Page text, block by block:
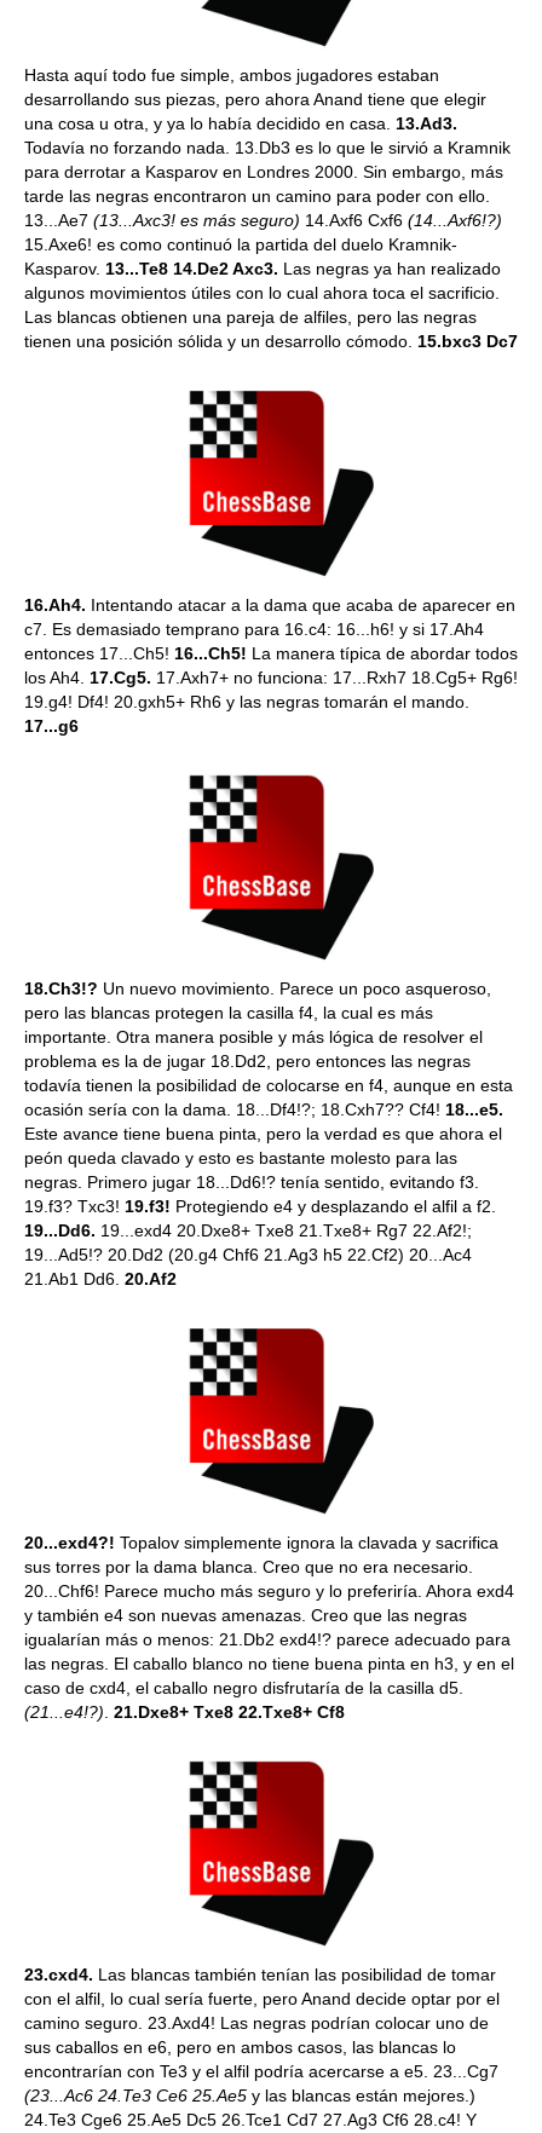
Hasta aquí todo fue simple, ambos jugadores estaban
desarrollando sus piezas, pero ahora Anand tiene que elegir
una cosa u otra, y ya lo había decidido en casa. 13.Ad3.
Todavía no forzando nada. 13.Db3 es lo que le sirvió a Kramnik
para derrotar a Kasparov en Londres 2000. Sin embargo, más
tarde las negras encontraron un camino para poder con ello.
13...Ae7 (13...Axc3! es más seguro) 14.Axf6 Cxf6 (14...Axf6!?)
15.Axe6! es como continuó la partida del duelo Kramnik-
Kasparov. 13...Te8 14.De2 Axc3. Las negras ya han realizado
algunos movimientos útiles con lo cual ahora toca el sacrificio.
Las blancas obtienen una pareja de alfiles, pero las negras
tienen una posición sólida y un desarrollo cómodo. 15.bxc3 Dc7
16.Ah4. Intentando atacar a la dama que acaba de aparecer en
c7. Es demasiado temprano para 16.c4: 16...h6! y si 17.Ah4
entonces 17...Ch5! 16...Ch5! La manera típica de abordar todos
los Ah4. 17.Cg5. 17.Axh7+ no funciona: 17...Rxh7 18.Cg5+ Rg6!
19.g4! Df4! 20.gxh5+ Rh6 y las negras tomarán el mando.
17...g6
18.Ch3!? Un nuevo movimiento. Parece un poco asqueroso,
pero las blancas protegen la casilla f4, la cual es más
importante. Otra manera posible y más lógica de resolver el
problema es la de jugar 18.Dd2, pero entonces las negras
todavía tienen la posibilidad de colocarse en f4, aunque en esta
ocasión sería con la dama. 18...Df4!?; 18.Cxh7?? Cf4! 18...e5.
Este avance tiene buena pinta, pero la verdad es que ahora el
peón queda clavado y esto es bastante molesto para las
negras. Primero jugar 18...Dd6!? tenía sentido, evitando f3.
19.f3? Txc3! 19.f3! Protegiendo e4 y desplazando el alfil a f2.
19...Dd6. 19...exd4 20.Dxe8+ Txe8 21.Txe8+ Rg7 22.Af2!;
19...Ad5!? 20.Dd2 (20.g4 Chf6 21.Ag3 h5 22.Cf2) 20...Ac4
21.Ab1 Dd6. 20.Af2
20...exd4?! Topalov simplemente ignora la clavada y sacrifica
sus torres por la dama blanca. Creo que no era necesario.
20...Chf6! Parece mucho más seguro y lo preferiría. Ahora exd4
y también e4 son nuevas amenazas. Creo que las negras
igualarían más o menos: 21.Db2 exd4!? parece adecuado para
las negras. El caballo blanco no tiene buena pinta en h3, y en el
caso de cxd4, el caballo negro disfrutaría de la casilla d5.
(21...e4!?) 21.Dxe8+ Txe8 22.Txe8+ Cf8
23.cxd4. Las blancas también tenían las posibilidad de tomar
con el alfil, lo cual sería fuerte, pero Anand decide optar por el
camino seguro. 23.Axd4! Las negras podrían colocar uno de
sus caballos en e6, pero en ambos casos, las blancas lo
encontrarían con Te3 y el alfil podría acercarse a e5. 23...Cg7
(23...Ac6 24.Te3 Ce6 25.Ae5 y las blancas están mejores.)
24.Te3 Cge6 25.Ae5 Dc5 26.Tce1 Cd7 27.Ag3 Cf6 28.c4! Y